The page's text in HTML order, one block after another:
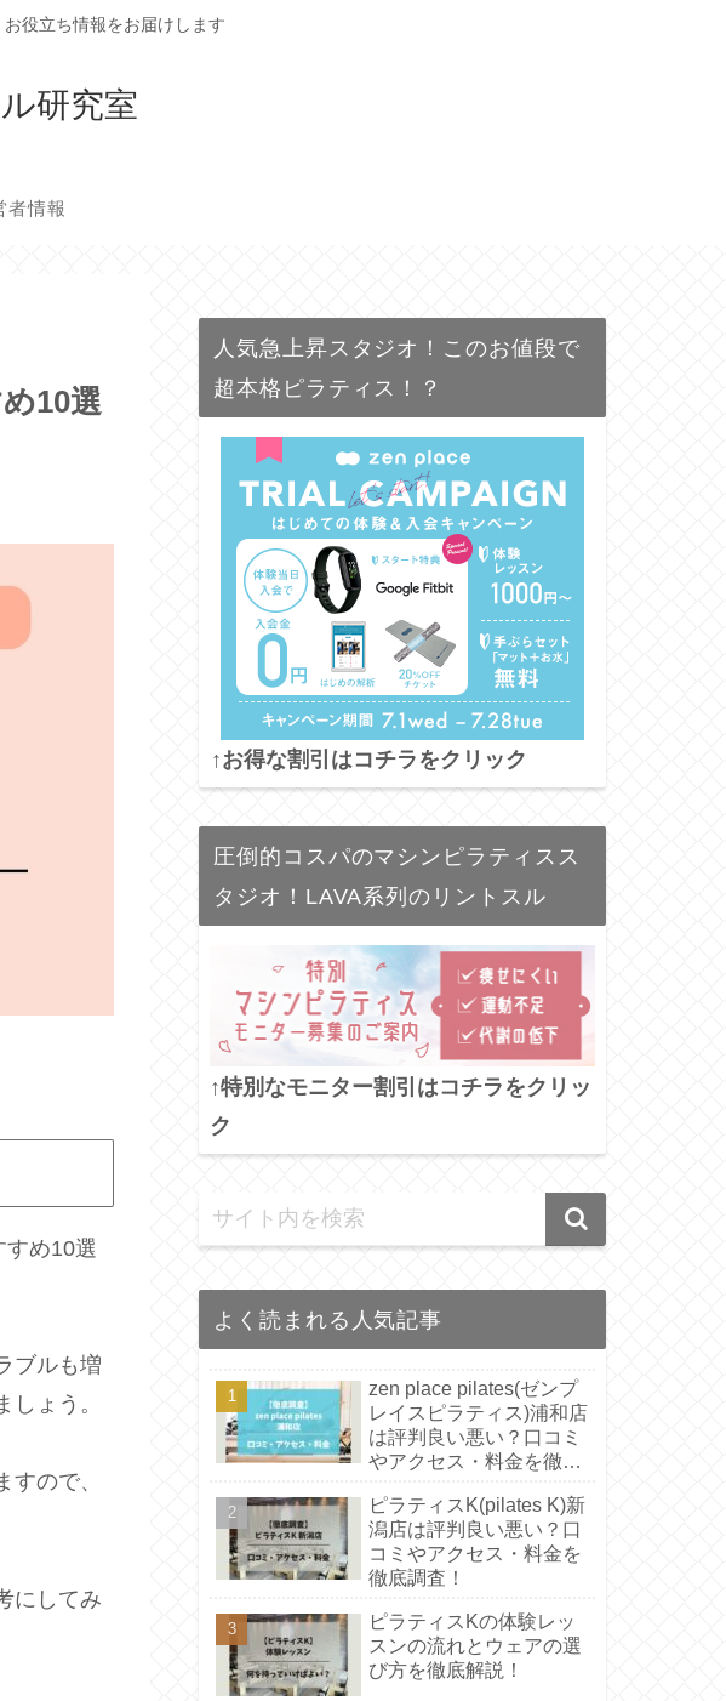
役立ち情報をお届けします
研究室
者情報
10選
め10選
ブルも増
しょう。
ので、
にしてみ
人気急上昇スタジオ！このお値段で
超本格ピラティス！？
↑お得な割引はコチラをクリック
圧倒的コスパのマシンピラティスス
タジオ！LAVA系列のリントスル
↑特別なモニター割引はコチラをクリッ
ク
よく読まれる人気記事
zen place pilates(ゼンプ
レイスピラティス)浦和店
は評判良い悪い？口コミ
やアクセス・料金を徹底
ピラティスK(pilates K)新
潟店は評判良い悪い？口
コミやアクセス・料金を
徹底調査！
ピラティスKの体験レッ
スンの流れとウェアの選
び方を徹底解説！